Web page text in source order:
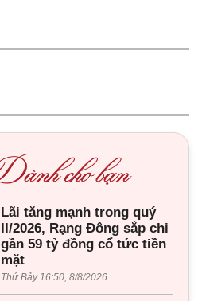
Lãi tăng mạnh trong quý
II/2026, Rạng Đông sắp chi
gần 59 tỷ đồng cổ tức tiền
mặt
Thứ Bảy 16:50, 8/8/2026